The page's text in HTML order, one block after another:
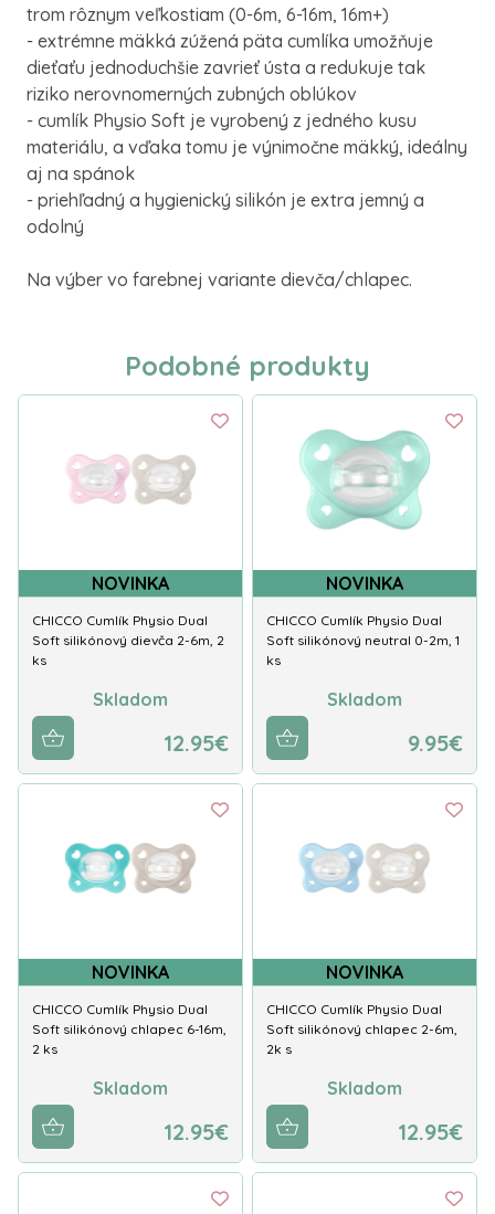
trom rôznym veľkostiam (0-6m, 6-16m, 16m+)
- extrémne mäkká zúžená päta cumlíka umožňuje
dieťaťu jednoduchšie zavrieť ústa a redukuje tak
riziko nerovnomerných zubných oblúkov
- cumlík Physio Soft je vyrobený z jedného kusu
materiálu, a vďaka tomu je výnimočne mäkký, ideálny
aj na spánok
- priehľadný a hygienický silikón je extra jemný a
odolný
Na výber vo farebnej variante dievča/chlapec.
Podobné produkty
NOVINKA
CHICCO Cumlík Physio Dual
Soft silikónový dievča 2-6m, 2
ks
Skladom
12.95€
NOVINKA
CHICCO Cumlík Physio Dual
Soft silikónový neutral 0-2m, 1
ks
Skladom
9.95€
NOVINKA
CHICCO Cumlík Physio Dual
Soft silikónový chlapec 6-16m,
2 ks
Skladom
12.95€
NOVINKA
CHICCO Cumlík Physio Dual
Soft silikónový chlapec 2-6m,
2k s
Skladom
12.95€